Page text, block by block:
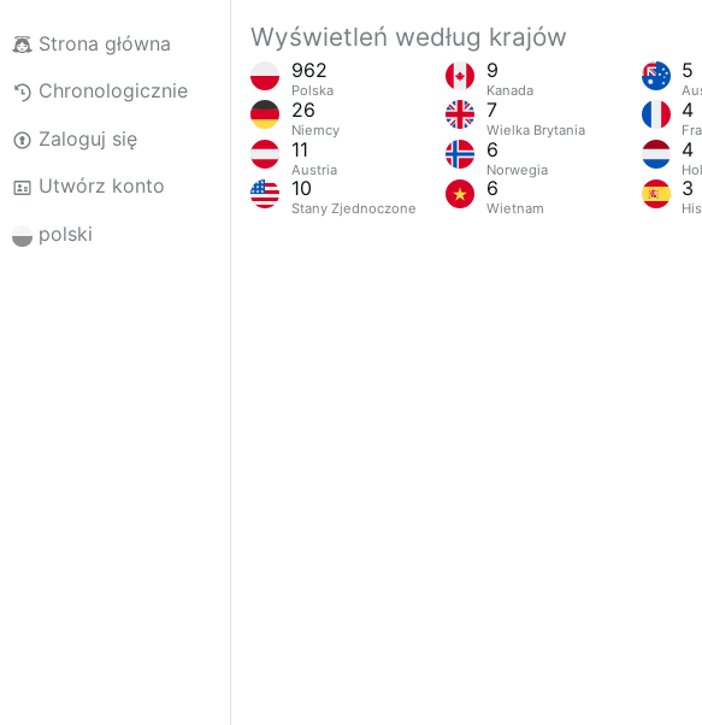
Strona główna
Chronologicznie
Zaloguj się
Utwórz konto
polski
Wyświetleń według krajów
962
Polska
26
Niemcy
11
Austria
10
Stany Zjednoczone
9
Kanada
7
Wielka Brytania
6
Norwegia
6
Wietnam
5
4
4
3